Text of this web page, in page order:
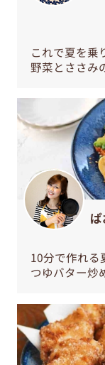
これで夏を乗
野菜とささみ
10分で作れる
つゆバター炒